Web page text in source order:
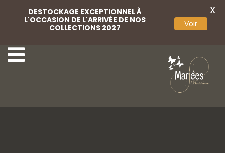
DESTOCKAGE EXCEPTIONNEL À
L'OCCASION DE L'ARRIVÉE DE NOS
COLLECTIONS 2027
Voir
X